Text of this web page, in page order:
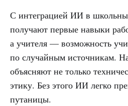
С интеграцией ИИ в
получают первые навыки
а учителя — возможность
по случайным источникам.
объясняют не только
этику. Без этого ИИ легко
путаницы.